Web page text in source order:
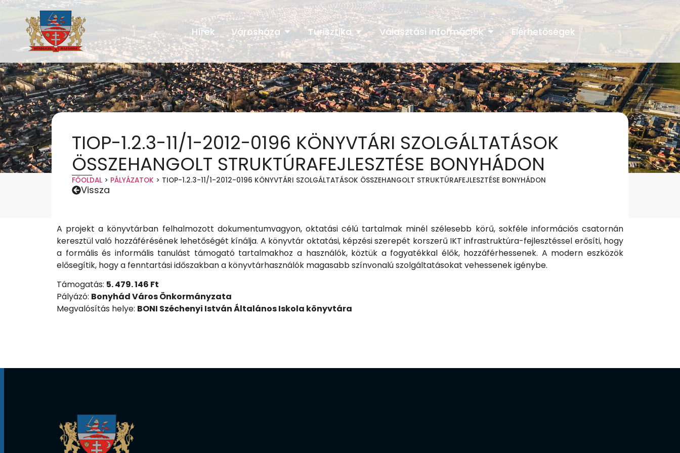
Hírek Városháza Turisztika Választási információk Elérhetőségek
TIOP-1.2.3-11/1-2012-0196 KÖNYVTÁRI SZOLGÁLTATÁSOK
ÖSSZEHANGOLT STRUKTÚRAFEJLESZTÉSE BONYHÁDON
FŐOLDAL > PÁLYÁZATOK > TIOP-1.2.3-11/1-2012-0196 KÖNYVTÁRI SZOLGÁLTATÁSOK ÖSSZEHANGOLT STRUKTÚRAFEJLESZTÉSE BONYHÁDON
Vissza
A projekt a könyvtárban felhalmozott dokumentumvagyon, oktatási célú tartalmak minél szélesebb körű, sokféle információs csatornán
keresztül való hozzáférésének lehetőségét kínálja. A könyvtár oktatási, képzési szerepét korszerű IKT infrastruktúra-fejlesztéssel erősíti, hogy
a formális és informális tanulást támogató tartalmakhoz a használók, köztük a fogyatékkal élők, hozzáférhessenek. A modern eszközök
elősegítik, hogy a fenntartási időszakban a könyvtárhasználók magasabb színvonalú szolgáltatásokat vehessenek igénybe.
Támogatás: 5. 479. 146 Ft
Pályázó: Bonyhád Város Önkormányzata
Megvalósítás helye: BONI Széchenyi István Általános Iskola könyvtára